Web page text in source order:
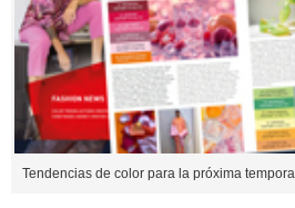
Tendencias de color para la próxima